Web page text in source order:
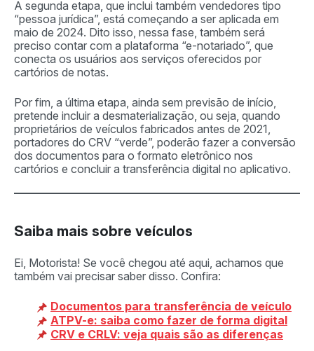
A segunda etapa, que inclui também vendedores tipo
“pessoa jurídica”, está começando a ser aplicada em
maio de 2024. Dito isso, nessa fase, também será
preciso contar com a plataforma “e-notariado”, que
conecta os usuários aos serviços oferecidos por
cartórios de notas.
Por fim, a última etapa, ainda sem previsão de início,
pretende incluir a desmaterialização, ou seja, quando
proprietários de veículos fabricados antes de 2021,
portadores do CRV “verde”, poderão fazer a conversão
dos documentos para o formato eletrônico nos
cartórios e concluir a transferência digital no aplicativo.
Saiba mais sobre veículos
Ei, Motorista! Se você chegou até aqui, achamos que
também vai precisar saber disso. Confira:
Documentos para transferência de veículo
ATPV-e: saiba como fazer de forma digital
CRV e CRLV: veja quais são as diferenças